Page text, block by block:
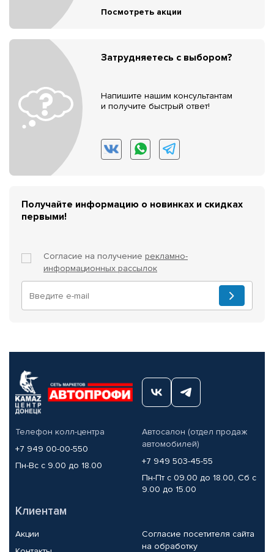
Посмотреть акции
Затрудняетесь с выбором?
Напишите нашим консультантам
и получите быстрый ответ!
Получайте информацию о новинках и скидках
первыми!
Согласие на получение рекламно-
информационных рассылок
Телефон колл-центра
+7 949 00-00-550
Пн-Вс с 9.00 до 18.00
Автосалон (отдел продаж
автомобилей)
+7 949 503-45-55
Пн-Пт с 09.00 до 18.00, Сб с
9.00 до 15.00
Клиентам
Акции
Согласие посетителя сайта
на обработку